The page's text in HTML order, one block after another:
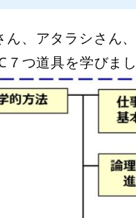
ん、アタラシさん
つ道具を学びまし